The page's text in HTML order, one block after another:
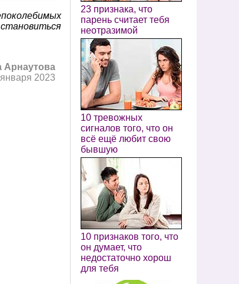
Арнаутова
2023
23 признака, что
парень считает тебя
неотразимой
10 тревожных
сигналов того, что он
всё ещё любит свою
бывшую
10 признаков того, что
он думает, что
недостаточно хорош
для тебя